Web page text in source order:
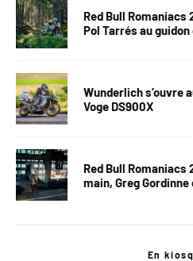
Red Bull Romaniacs
Pol Tarrés au guidon
Wunderlich s’ouvre
Voge DS900X
Red Bull Romaniacs
main, Greg Gordinne
En